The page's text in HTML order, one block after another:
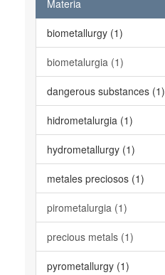
Materia
biometallurgy (1)
biometalurgia (1)
dangerous substances (1)
hidrometalurgia (1)
hydrometallurgy (1)
metales preciosos (1)
pirometalurgia (1)
precious metals (1)
pyrometallurgy (1)